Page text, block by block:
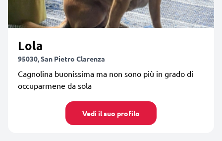
Lola
95030, San Pietro Clarenza
Cagnolina buonissima ma non sono più in grado di
occuparmene da sola
Vedi il suo profilo